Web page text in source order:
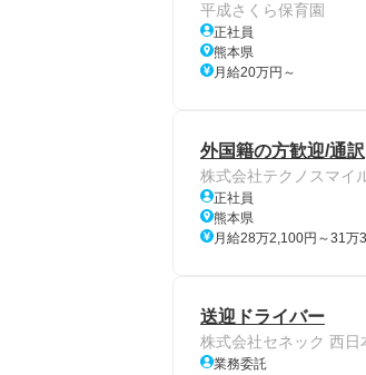
平成さくら保育園
正社員
熊本県
月給20万円～
外国籍の方歓迎/通訳
株式会社テクノスマイ
正社員
熊本県
月給28万2,100円～31万
送迎ドライバー
株式会社セネック 西日
業務委託